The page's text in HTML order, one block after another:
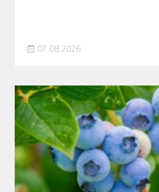
07.08.2026